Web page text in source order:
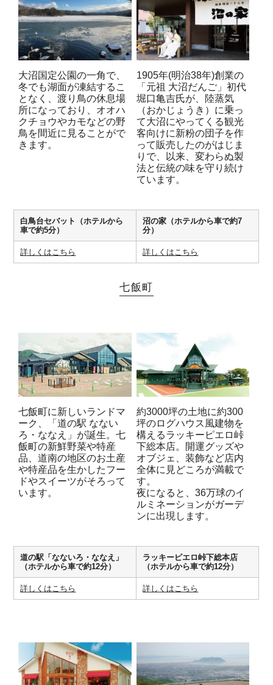
大沼国定公園の一角で、
冬でも湖面が凍結するこ
となく、渡り鳥の休息場
所になっており、オオハ
クチョウやカモなどの野
鳥を間近に見ることがで
きます。
1905年(明治38年)創業の
「元祖 大沼だんご」初代
堀口亀吉氏が、陸蒸気
（おかじょうき）に乗っ
て大沼にやってくる観光
客向けに新粉の団子を作
って販売したのがはじま
りで、以来、変わらぬ製
法と伝統の味を守り続け
ています。
白鳥台セバット（ホテルから
車で約5分）
沼の家（ホテルから車で約7
分）
詳しくはこちら 詳しくはこちら
七飯町
七飯町に新しいランドマ
ーク、「道の駅 なない
ろ・ななえ」が誕生。七
飯町の新鮮野菜や特産
品、道南の地区のお土産
や特産品を生かしたフー
ドやスイーツがそろって
います。
約3000坪の土地に約300
坪のログハウス風建物を
構えるラッキーピエロ峠
下総本店。開運グッズや
オブジェ、装飾など店内
全体に見どころが満載で
す。
夜になると、36万球のイ
ルミネーションがガーデ
ンに出現します。
道の駅「なないろ・ななえ」
（ホテルから車で約12分）
ラッキーピエロ峠下総本店
（ホテルから車で約12分）
詳しくはこちら 詳しくはこちら